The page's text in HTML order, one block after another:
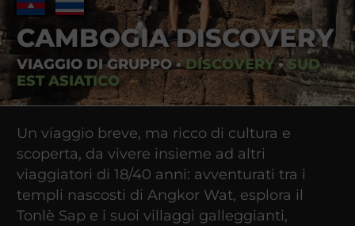
CAMBOGIA DISCOVERY
VIAGGIO DI GRUPPO•DISCOVERY•SUD
EST ASIATICO
Un viaggio breve, ma ricco di cultura e
scoperta, da vivere insieme ad altri
viaggiatori di 18/40 anni: avventurati tra i
templi nascosti di Angkor Wat, esplora il
Tonlè Sap e i suoi villaggi galleggianti,